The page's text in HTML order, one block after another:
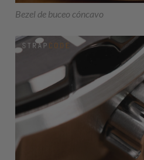
Bezel de buceo cóncavo